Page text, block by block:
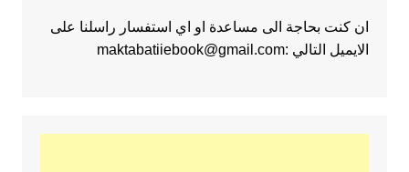
ان كنت بحاجة الى مساعدة او اي استفسار راسلنا على
الايميل التالي :maktabatiiebook@gmail.com